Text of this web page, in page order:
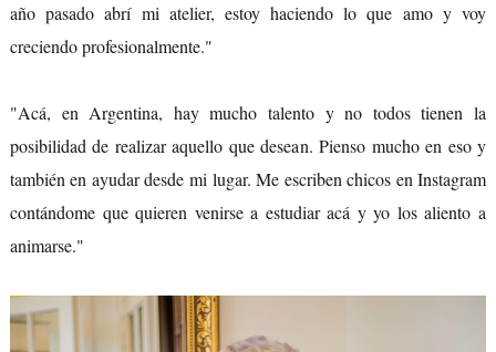
año pasado abrí mi atelier, estoy haciendo lo que amo y voy
creciendo profesionalmente."
"Acá, en Argentina, hay mucho talento y no todos tienen la
posibilidad de realizar aquello que desean. Pienso mucho en eso y
también en ayudar desde mi lugar. Me escriben chicos en Instagram
contándome que quieren venirse a estudiar acá y yo los aliento a
animarse."